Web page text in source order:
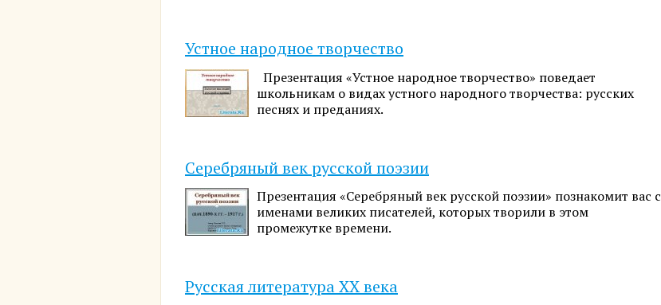
Устное народное творчество
Презентация «Устное народное творчество» поведает
школьникам о видах устного народного творчества: русских
песнях и преданиях.
Серебряный век русской поэзии
Презентация «Серебряный век русской поэзии» познакомит вас с
именами великих писателей, которых творили в этом
промежутке времени.
Русская литература XX века